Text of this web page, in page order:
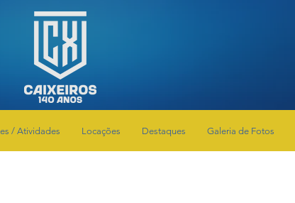
/ Atividades Locações Destaques Galeria de Fotos